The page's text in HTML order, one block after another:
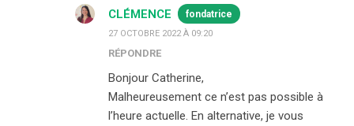
CLÉMENCE fondatrice
27 OCTOBRE 2022 À 09:20
RÉPONDRE
Bonjour Catherine,
Malheureusement ce n’est pas possible à
l’heure actuelle. En alternative, je vous